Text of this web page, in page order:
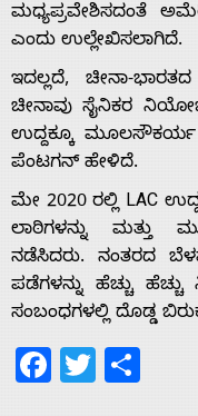
About
Us
Advertise
With
s
Contact
ಮಧ್ಯಪ್ರವೇಶಿಸದಂತೆ
ಎಂದು ಉಲ್ಲೇಖಿಸಲಾಗಿದೆ.
ಇದಲ್ಲದೆ, ಚೀನಾ-
ಚೀನಾವು ಸೈನಿಕರ
ಉದ್ದಕ್ಕೂ ಮೂಲಸೌಕರ್ಯ
ಪೆಂಟಗನ್ ಹೇಳಿದೆ.
ಮೇ 2020 ರಲ್ಲಿ LAC
ಲಾಠಿಗಳನ್ನು ಮತ್ತು
ನಡೆಸಿದರು. ನಂತರದ
ಪಡೆಗಳನ್ನು ಹೆಚ್ಚು
ಸಂಬಂಧಗಳಲ್ಲಿ ದೊಡ್ಡ
Facebook
Twitter